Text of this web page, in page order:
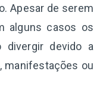
Apesar de serem
alguns casos os
divergir devido a
manifestações ou